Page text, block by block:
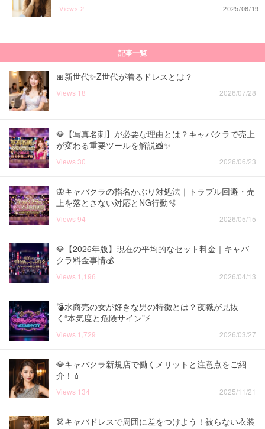
Views 2 2025/06/19
記事一覧
🎀新世代✨Z世代が着るドレスとは？
Views 18 2026/07/28
💎【写真名刺】が必要な理由とは？キャバクラで売上
が変わる重要ツールを解説📸✨
Views30 2026/06/23
🦋キャバクラの指名かぶり対処法｜トラブル回避・売
上を落とさない対応とNG行動🫧
Views94 2026/05/15
💎【2026年版】現在の平均的なセット料金｜キャバ
クラ料金事情💰
Views 1,196 2026/04/13
💣️水商売の女が好きな男の特徴とは？夜職が見抜
く“本気度と危険サイン”⚡️
Views 1,729 2026/03/27
💎キャバクラ新規店で働くメリットと注意点をご紹
介！💄
Views 134 2025/11/21
👗キャバドレスで周囲に差をつけよう！被らない衣装